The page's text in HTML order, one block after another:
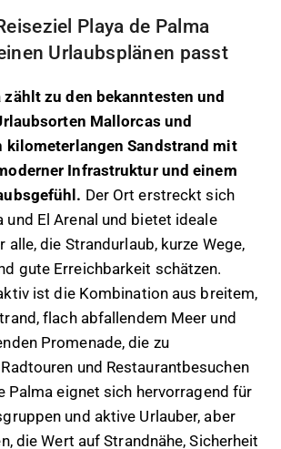
Playa de Palma
Urlaubsplänen passt
zählt zu den bekanntesten und
Mallorcas und
kilometerlangen Sandstrand mit
Infrastruktur und einem
Der Ort erstreckt sich
und El Arenal und bietet ideale
alle, die Strandurlaub, kurze Wege,
gute Erreichbarkeit schätzen.
ist die Kombination aus breitem,
flach abfallendem Meer und
Promenade, die zu
und Restaurantbesuchen
Palma eignet sich hervorragend für
und aktive Urlauber, aber
die Wert auf Strandnähe, Sicherheit